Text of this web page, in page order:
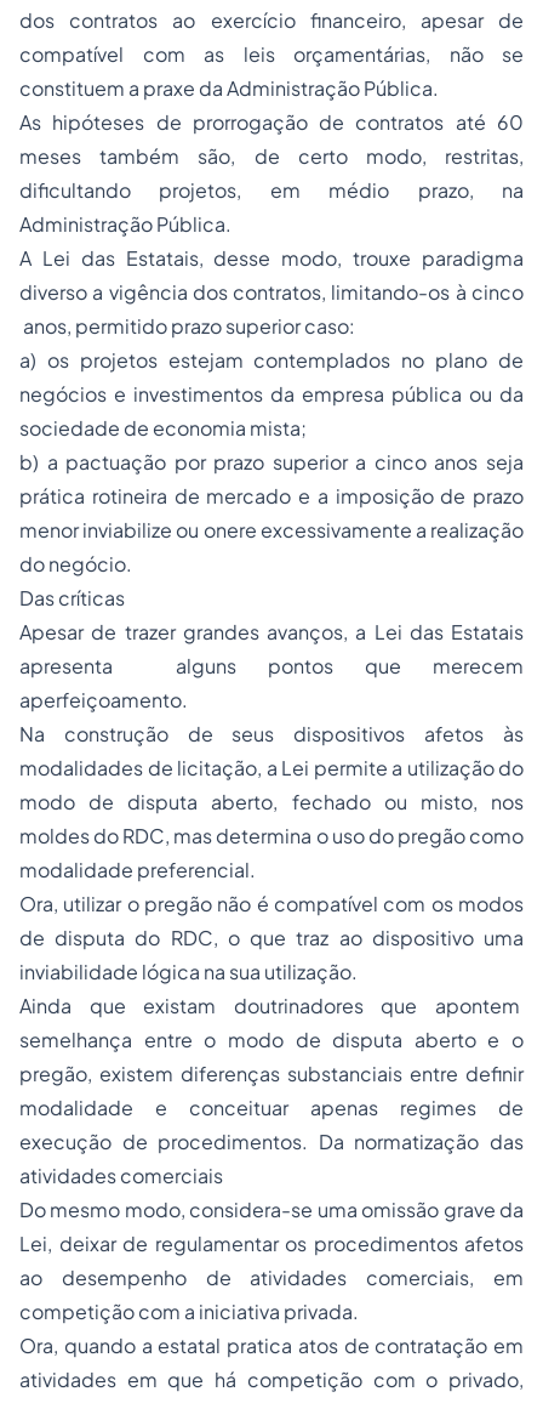
dos contratos ao exercício financeiro, apesar de
compatível com as leis orçamentárias, não se
constituem a praxe da Administração Pública.
As hipóteses de prorrogação de contratos até 60
meses também são, de certo modo, restritas,
dificultando projetos, em médio prazo, na
Administração Pública.
A Lei das Estatais, desse modo, trouxe paradigma
diverso a vigência dos contratos, limitando-os à cinco
anos, permitido prazo superior caso:
a) os projetos estejam contemplados no plano de
negócios e investimentos da empresa pública ou da
sociedade de economia mista;
b) a pactuação por prazo superior a cinco anos seja
prática rotineira de mercado e a imposição de prazo
menor inviabilize ou onere excessivamente a realização
do negócio.
Das críticas
Apesar de trazer grandes avanços, a Lei das Estatais
apresenta alguns pontos que merecem
aperfeiçoamento.
Na construção de seus dispositivos afetos às
modalidades de licitação, a Lei permite a utilização do
modo de disputa aberto, fechado ou misto, nos
moldes do RDC, mas determina o uso do pregão como
modalidade preferencial.
Ora, utilizar o pregão não é compatível com os modos
de disputa do RDC, o que traz ao dispositivo uma
inviabilidade lógica na sua utilização.
Ainda que existam doutrinadores que apontem
semelhança entre o modo de disputa aberto e o
pregão, existem diferenças substanciais entre definir
modalidade e conceituar apenas regimes de
execução de procedimentos. Da normatização das
atividades comerciais
Do mesmo modo, considera-se uma omissão grave da
Lei, deixar de regulamentar os procedimentos afetos
ao desempenho de atividades comerciais, em
competição com a iniciativa privada.
Ora, quando a estatal pratica atos de contratação em
atividades em que há competição com o privado,